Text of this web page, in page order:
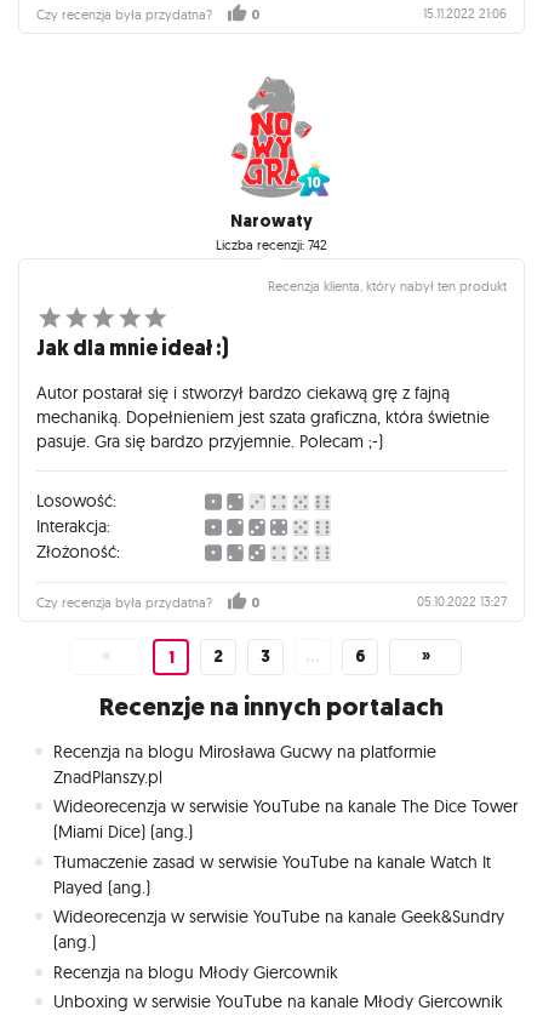
Czy recenzja była przydatna? 0 15.11.2022 21:06
Narowaty
Liczba recenzji: 742
Recenzja klienta, który nabył ten produkt
Jak dla mnie ideał :)
Autor postarał się i stworzył bardzo ciekawą grę z fajną
mechaniką. Dopełnieniem jest szata graficzna, która świetnie
pasuje. Gra się bardzo przyjemnie. Polecam ;-)
Losowość:
Interakcja:
Złożoność:
Czy recenzja była przydatna? 0 05.10.2022 13:27
« 1 2 3 … 6 »
Recenzje na innych portalach
Recenzja na blogu Mirosława Gucwy na platformie
ZnadPlanszy.pl
Wideorecenzja w serwisie YouTube na kanale The Dice Tower
(Miami Dice) (ang.)
Tłumaczenie zasad w serwisie YouTube na kanale Watch It
Played (ang.)
Wideorecenzja w serwisie YouTube na kanale Geek&Sundry
(ang.)
Recenzja na blogu Młody Giercownik
Unboxing w serwisie YouTube na kanale Młody Giercownik